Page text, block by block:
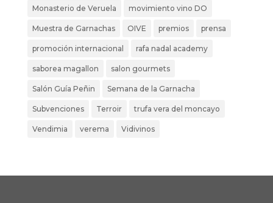
Monasterio de Veruela movimiento vino DO
Muestra de Garnachas OIVE premios prensa
promoción internacional rafa nadal academy
saborea magallon salon gourmets
Salón Guía Peñin Semana de la Garnacha
Subvenciones Terroir trufa vera del moncayo
Vendimia verema Vidivinos